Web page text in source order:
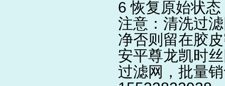
6 恢复原始状态
注意：清洗过
净否则留在胶
安平尊龙凯时
过滤网，批量